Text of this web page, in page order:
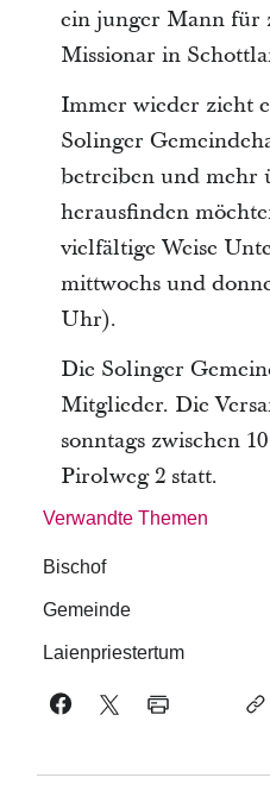
ein junger Mann für
Missionar in
Immer wieder zieht
Solinger
betreiben und mehr
herausfinden
vielfältige Weise
mittwochs und
Uhr).
Die Solinger
Mitglieder. Die
sonntags zwischen
Pirolweg 2 statt.
Verwandte Themen
Bischof
Gemeinde
Laienpriestertum